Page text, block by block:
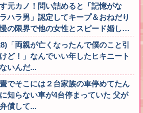
元カノ！問い詰めると「記憶がな
ハラ男」認定してキープ＆おねだり
の限界で他の女性とスピード婚し…
「両親が亡くなったんで僕のこと引
ど！」なんでいい年したヒキニート
いんだ...
でそこには２台家族の車停めてたん
知らない車が4台停まっていた 父が
償して...